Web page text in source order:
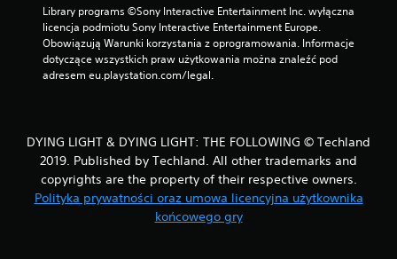
Library programs ©Sony Interactive Entertainment Inc. wyłączna
licencja podmiotu Sony Interactive Entertainment Europe.
Obowiązują Warunki korzystania z oprogramowania. Informacje
dotyczące wszystkich praw użytkowania można znaleźć pod
adresem eu.playstation.com/legal.
DYING LIGHT & DYING LIGHT: THE FOLLOWING © Techland
2019. Published by Techland. All other trademarks and
copyrights are the property of their respective owners.
Polityka prywatności oraz umowa licencyjna użytkownika
końcowego gry